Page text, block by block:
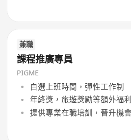
兼職
課程推廣專員
PIGME
自選上班時間，彈性工作制
年終獎，旅遊獎勵等額外福利
提供專業在職培訓，晉升機會